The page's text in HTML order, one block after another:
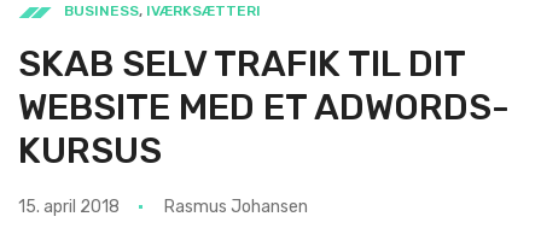
BUSINESS, IVÆRKSÆTTERI
SKAB SELV TRAFIK TIL DIT
WEBSITE MED ET ADWORDS-
KURSUS
15. april 2018 Rasmus Johansen